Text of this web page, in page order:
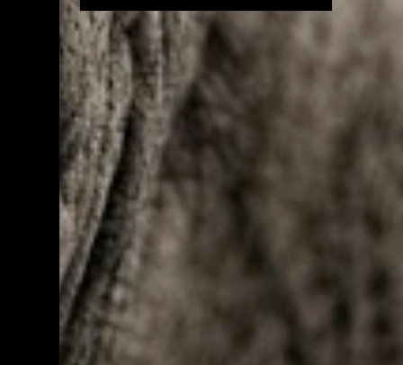
(geralmente via Pix) é feito, a página
desaparece ou trava em uma tela de
"pendênci...
compromisso para a implantação de novos
sistemas de dessalinização nos estados de
Alagoas, Bahia, Ceará, Minas Gerais,
Paraíba, Piauí e Sergipe. Um investimento de
R$ 75,6 milhões, com recursos do Novo
Programa de Aceleração de Crescimento,
Novo PAC. A iniciativa faz parte do
Programa Água Doce, do Governo Federal,
que tem como objetivo instalar sistemas de
dessalinização em regiões com escassez
hídrica. Até o momento, o programa já
beneficiou mais de 262 mil pessoas em todo
o semiárido, com a implantação de 1.053
sistemas. “Hoje programa completou 20
anos, começou no governo do presidente
Lula em 2024, e sobre a orientação dele e do